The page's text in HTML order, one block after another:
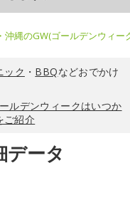
沖縄のGW(ゴールデンウィ
ック ・ BBQなどおでかけ
ルデンウィークはいつか
ご紹介
データ